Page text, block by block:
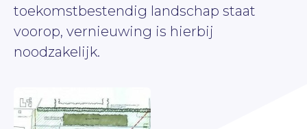
toekomstbestendig landschap staat
voorop, vernieuwing is hierbij
noodzakelijk.